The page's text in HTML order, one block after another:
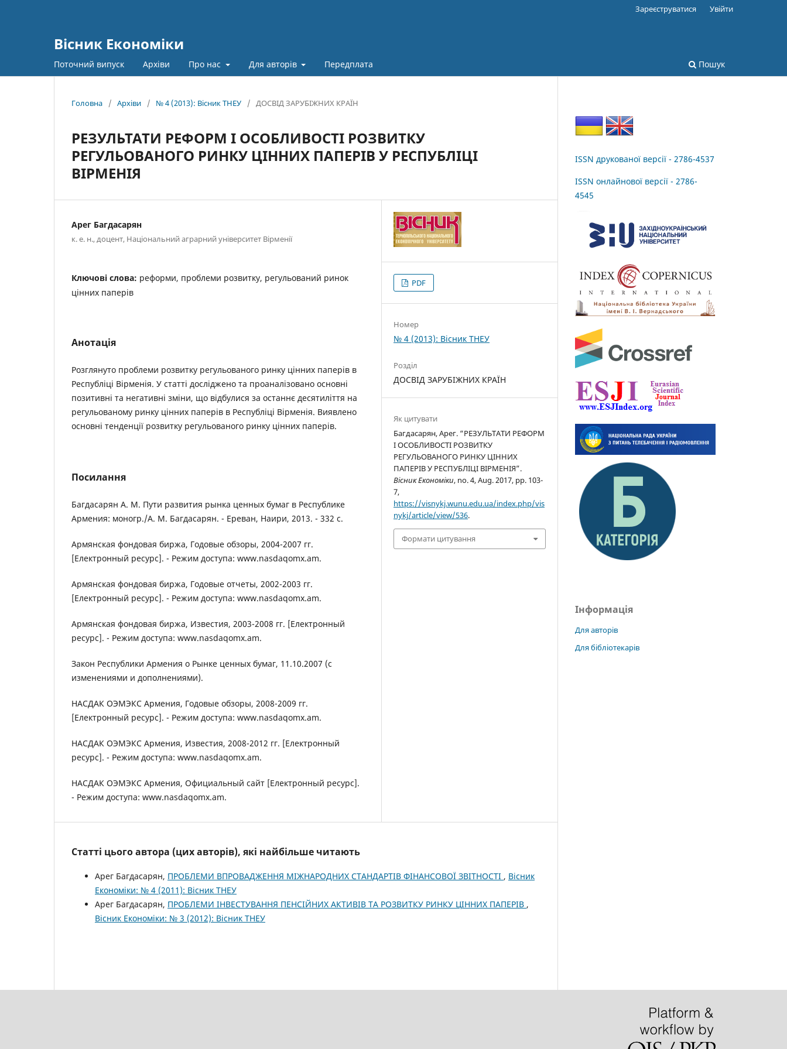
Вісник Економіки
Поточний випуск Архіви Про нас Для авторів Передплата Пошук
Зареєструватися Увійти
Головна / Архіви / № 4 (2013): Вісник ТНЕУ / ДОСВІД ЗАРУБІЖНИХ КРАЇН
РЕЗУЛЬТАТИ РЕФОРМ І ОСОБЛИВОСТІ РОЗВИТКУ
РЕГУЛЬОВАНОГО РИНКУ ЦІННИХ ПАПЕРІВ У РЕСПУБЛІЦІ
ВІРМЕНІЯ
Арег Багдасарян
к. е. н., доцент, Національний аграрний університет Вірменії
Ключові слова: реформи, проблеми розвитку, регульований ринок
цінних паперів
Анотація
Розглянуто проблеми розвитку регульованого ринку цінних паперів в
Республіці Вірменія. У статті досліджено та проаналізовано основні
позитивні та негативні зміни, що відбулися за останнє десятиліття на
регульованому ринку цінних паперів в Республіці Вірменія. Виявлено
основні тенденції розвитку регульованого ринку цінних паперів.
Посилання
Багдасарян А. М. Пути развития рынка ценных бумаг в Республике
Армения: моногр./А. М. Багдасарян. - Ереван, Наири, 2013. - 332 с.
Армянская фондовая биржа, Годовые обзоры, 2004-2007 гг.
[Електронный ресурс]. - Режим доступа: www.nasdaqomx.am.
Армянская фондовая биржа, Годовые отчеты, 2002-2003 гг.
[Електронный ресурс]. - Режим доступа: www.nasdaqomx.am.
Армянская фондовая биржа, Известия, 2003-2008 гг. [Електронный
ресурс]. - Режим доступа: www.nasdaqomx.am.
Закон Республики Армения о Рынке ценных бумаг, 11.10.2007 (с
изменениями и дополнениями).
НАСДАК ОЭМЭКС Армения, Годовые обзоры, 2008-2009 гг.
[Електронный ресурс]. - Режим доступа: www.nasdaqomx.am.
НАСДАК ОЭМЭКС Армения, Известия, 2008-2012 гг. [Електронный
ресурс]. - Режим доступа: www.nasdaqomx.am.
НАСДАК ОЭМЭКС Армения, Официальный сайт [Електронный ресурс].
- Режим доступа: www.nasdaqomx.am.
PDF
Номер
№ 4 (2013): Вісник ТНЕУ
Розділ
ДОСВІД ЗАРУБІЖНИХ КРАЇН
Як цитувати
Багдасарян, Арег. “РЕЗУЛЬТАТИ РЕФОРМ
І ОСОБЛИВОСТІ РОЗВИТКУ
РЕГУЛЬОВАНОГО РИНКУ ЦІННИХ
ПАПЕРІВ У РЕСПУБЛІЦІ ВІРМЕНІЯ”.
Вісник Економіки, no. 4, Aug. 2017, pp. 103-
7,
https://visnykj.wunu.edu.ua/index.php/vis
nykj/article/view/536.
Формати цитування
Статті цього автора (цих авторів), які найбільше читають
Арег Багдасарян, ПРОБЛЕМИ ВПРОВАДЖЕННЯ МІЖНАРОДНИХ СТАНДАРТІВ ФІНАНСОВОЇ ЗВІТНОСТІ , Вісник
Економіки: № 4 (2011): Вісник ТНЕУ
Арег Багдасарян, ПРОБЛЕМИ ІНВЕСТУВАННЯ ПЕНСІЙНИХ АКТИВІВ ТА РОЗВИТКУ РИНКУ ЦІННИХ ПАПЕРІВ ,
Вісник Економіки: № 3 (2012): Вісник ТНЕУ
ISSN друкованої версії - 2786-4537
ISSN онлайнової версії - 2786-
4545
Інформація
Для авторів
Для бібліотекарів